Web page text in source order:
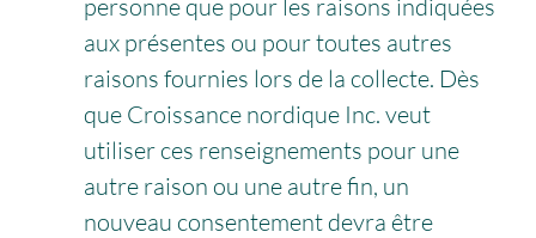
personne que pour les raisons indiquées
aux présentes ou pour toutes autres
raisons fournies lors de la collecte. Dès
que Croissance nordique Inc. veut
utiliser ces renseignements pour une
autre raison ou une autre fin, un
nouveau consentement devra être